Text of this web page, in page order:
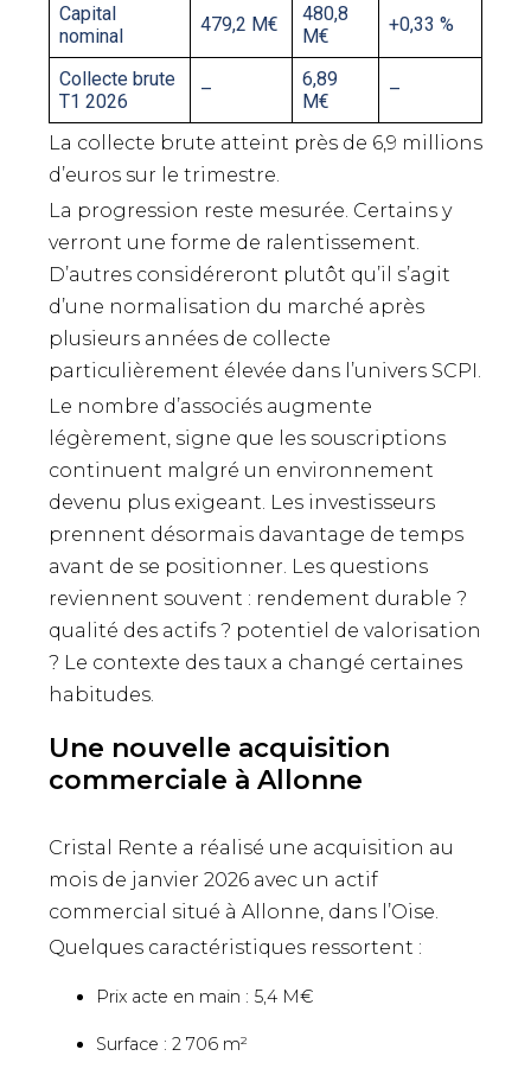
Capital
nominal
479,2 M€
480,8
M€
+0,33 %
Collecte brute
T1 2026
–
6,89
M€
–
La collecte brute atteint près de 6,9 millions
d’euros sur le trimestre.
La progression reste mesurée. Certains y
verront une forme de ralentissement.
D’autres considéreront plutôt qu’il s’agit
d’une normalisation du marché après
plusieurs années de collecte
particulièrement élevée dans l’univers SCPI.
Le nombre d’associés augmente
légèrement, signe que les souscriptions
continuent malgré un environnement
devenu plus exigeant. Les investisseurs
prennent désormais davantage de temps
avant de se positionner. Les questions
reviennent souvent : rendement durable ?
qualité des actifs ? potentiel de valorisation
? Le contexte des taux a changé certaines
habitudes.
Une nouvelle acquisition
commerciale à Allonne
Cristal Rente a réalisé une acquisition au
mois de janvier 2026 avec un actif
commercial situé à Allonne, dans l’Oise.
Quelques caractéristiques ressortent :
Prix acte en main : 5,4 M€
Surface : 2 706 m²